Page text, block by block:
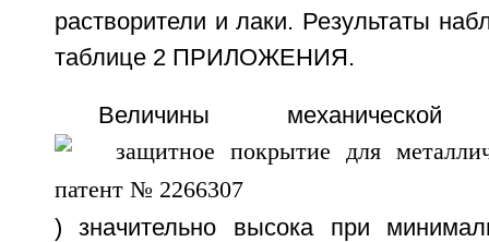
растворители и лаки. Результаты
таблице 2 ПРИЛОЖЕНИЯ.
Величины
) значительно высока при